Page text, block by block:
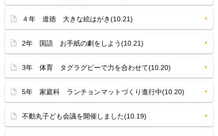
４年 道徳 大きな絵はがき(10.21)
2年 国語 お手紙の劇をしよう(10.21)
3年 体育 タグラグビーで力を合わせて(10.20)
5年 家庭科 ランチョンマットづくり進行中(10.20)
不動丸子ども会議を開催しました(10.19)